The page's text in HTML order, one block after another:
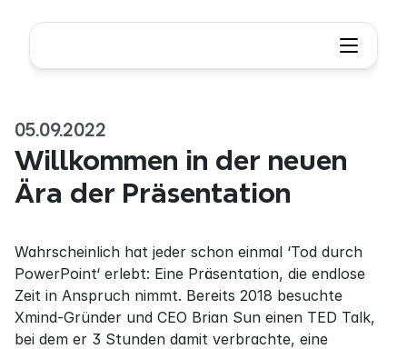
05.09.2022
Willkommen in der neuen
Ära der Präsentation
Wahrscheinlich hat jeder schon einmal ‘Tod durch
PowerPoint‘ erlebt: Eine Präsentation, die endlose
Zeit in Anspruch nimmt. Bereits 2018 besuchte
Xmind-Gründer und CEO Brian Sun einen TED Talk,
bei dem er 3 Stunden damit verbrachte, eine